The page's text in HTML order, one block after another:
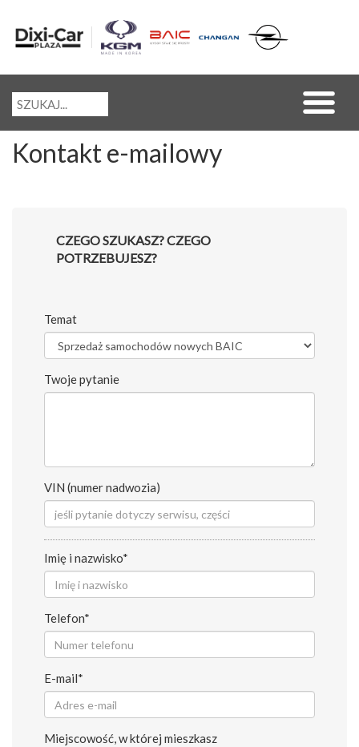
Kontakt e-mailowy
CZEGO SZUKASZ? CZEGO
POTRZEBUJESZ?
Temat
Twoje pytanie
VIN (numer nadwozia)
Imię i nazwisko*
Telefon*
E-mail*
Miejscowość, w której mieszkasz